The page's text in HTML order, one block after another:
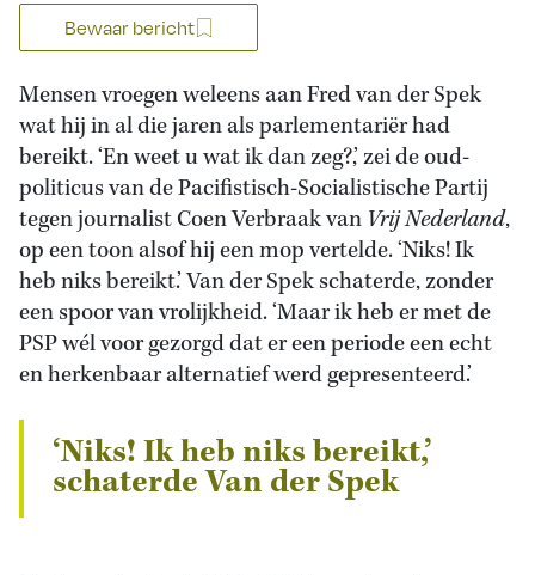
Bewaar bericht
Mensen vroegen weleens aan Fred van der Spek
wat hij in al die jaren als parlementariër had
bereikt. ‘En weet u wat ik dan zeg?,’ zei de oud-
politicus van de Pacifistisch-Socialistische Partij
tegen journalist Coen Verbraak van Vrij Nederland,
op een toon alsof hij een mop vertelde. ‘Niks! Ik
heb niks bereikt.’ Van der Spek schaterde, zonder
een spoor van vrolijkheid. ‘Maar ik heb er met de
PSP wél voor gezorgd dat er een periode een echt
en herkenbaar alternatief werd gepresenteerd.’
‘Niks! Ik heb niks bereikt,’
schaterde Van der Spek